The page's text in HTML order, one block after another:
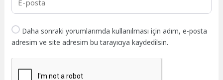
Daha sonraki yorumlarımda kullanılması için adım, e-posta
adresim ve site adresim bu tarayıcıya kaydedilsin.